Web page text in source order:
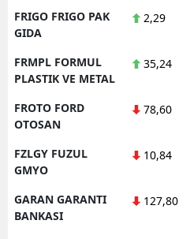
FRIGO FRIGO PAK
GIDA
2,29
FRMPL FORMUL
PLASTIK VE METAL
35,24
FROTO FORD
OTOSAN
78,60
FZLGY FUZUL
GMYO
10,84
GARAN GARANTI
BANKASI
127,80